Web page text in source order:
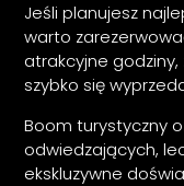
Jeśli planujesz
warto
atrakcyjne godziny,
szybko się
Boom turystyczny
odwiedzających,
ekskluzywne